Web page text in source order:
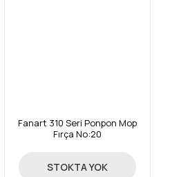
Fanart 310 Seri Ponpon Mop
Fırça No:20
179,00 TL
STOKTA YOK